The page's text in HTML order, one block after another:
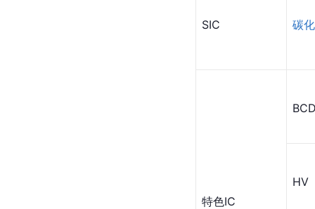
SIC 碳
特色IC
HV